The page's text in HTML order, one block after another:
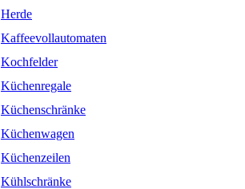
Herde
Kaffeevollautomaten
Kochfelder
Küchenregale
Küchenschränke
Küchenwagen
Küchenzeilen
Kühlschränke